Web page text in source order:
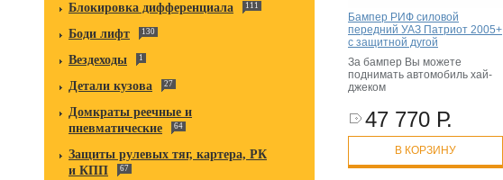
Блокировка дифференциала 111
Боди лифт 130
Вездеходы 1
Детали кузова 27
Домкраты реечные и
пневматические
64
Защиты рулевых тяг, картера, РК
и КПП
67
Бампер РИФ силовой
передний УАЗ Патриот 2005+
с защитной дугой
За бампер Вы можете
поднимать автомобиль хай-
джеком
47 770 Р.
В КОРЗИНУ